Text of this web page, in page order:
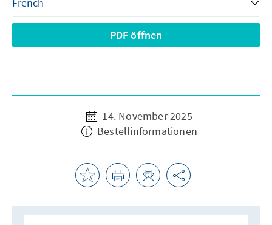
PDF öffnen
14. November 2025
Bestellinformationen